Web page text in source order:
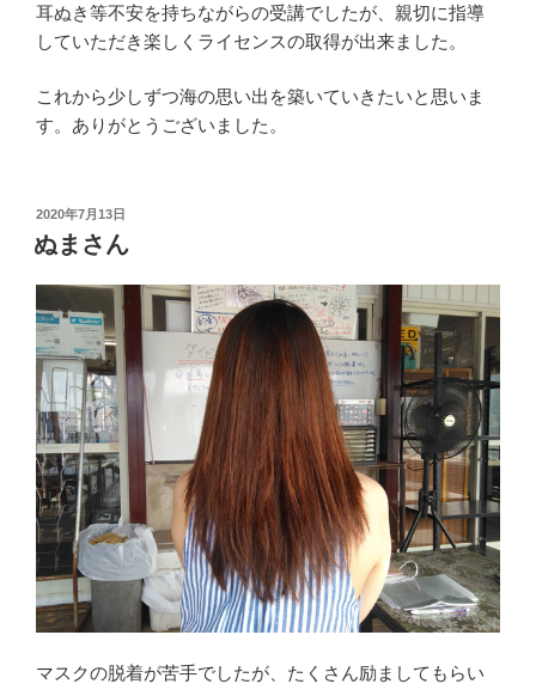
耳ぬき等不安を持ちながらの受講でしたが、親切に指導
していただき楽しくライセンスの取得が出来ました。
これから少しずつ海の思い出を築いていきたいと思いま
す。ありがとうございました。
投
稿
日:
2020年7月13日
ぬまさん
マスクの脱着が苦手でしたが、たくさん励ましてもらい